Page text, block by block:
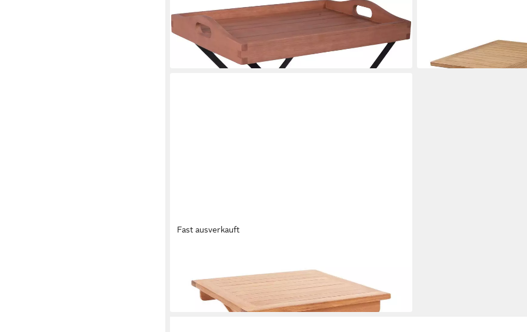
GARDEN PLEASURE
Gartentisch Tabletttisch »WIEN«
41 x 67 x 57 cm
89,23 €
in 2-3 Werktagen bei dir in 5-6 Werktagen bei dir
Fast ausverkauft
50 x 50 x 50 cm B/H/T
48,39 €
in 2-3 Werktagen bei dir